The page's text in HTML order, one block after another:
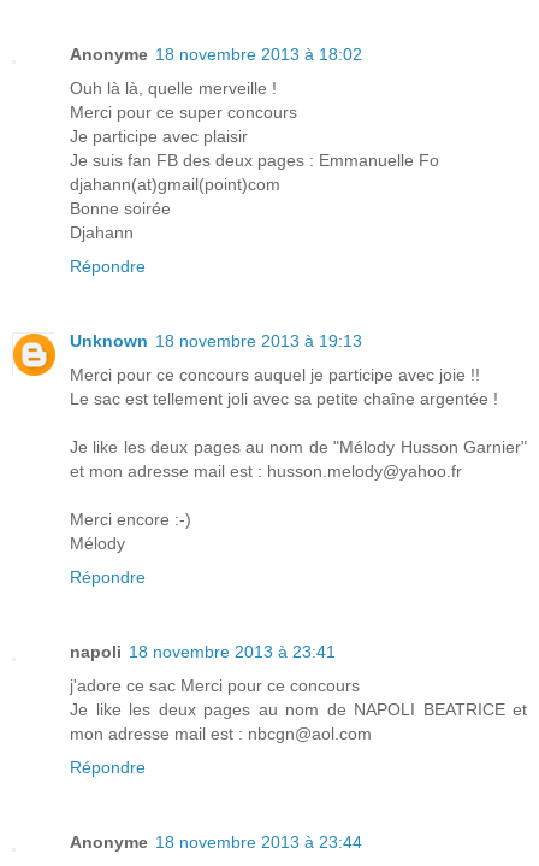
Anonyme 18 novembre 2013 à 18:02
Ouh là là, quelle merveille !
Merci pour ce super concours
Je participe avec plaisir
Je suis fan FB des deux pages : Emmanuelle Fo
djahann(at)gmail(point)com
Bonne soirée
Djahann
Répondre
Unknown 18 novembre 2013 à 19:13
Merci pour ce concours auquel je participe avec joie !!
Le sac est tellement joli avec sa petite chaîne argentée !
Je like les deux pages au nom de "Mélody Husson Garnier"
et mon adresse mail est : husson.melody@yahoo.fr
Merci encore :-)
Mélody
Répondre
napoli 18 novembre 2013 à 23:41
j'adore ce sac Merci pour ce concours
Je like les deux pages au nom de NAPOLI BEATRICE et
mon adresse mail est : nbcgn@aol.com
Répondre
Anonyme 18 novembre 2013 à 23:44